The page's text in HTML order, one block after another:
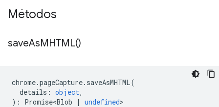
Métodos
saveAsMHTML()
chrome.pageCapture. saveAsMHTML(
details : object,
) : Promise<Blob | undefined>